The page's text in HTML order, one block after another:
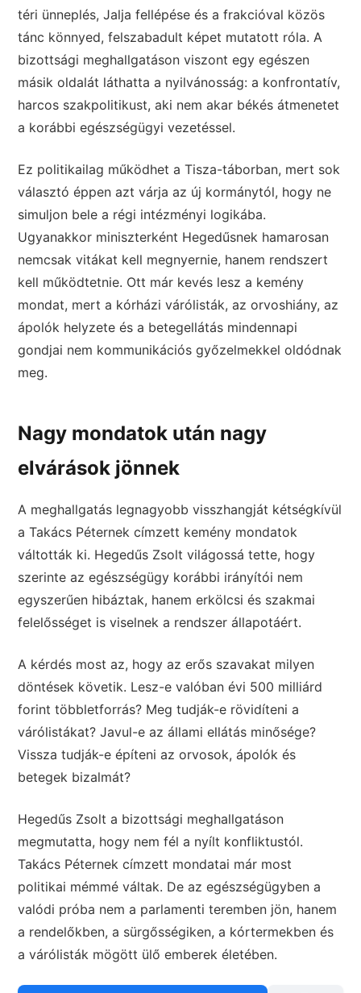
téri ünneplés, Jalja fellépése és a frakcióval közös
tánc könnyed, felszabadult képet mutatott róla. A
bizottsági meghallgatáson viszont egy egészen
másik oldalát láthatta a nyilvánosság: a konfrontatív,
harcos szakpolitikust, aki nem akar békés átmenetet
a korábbi egészségügyi vezetéssel.
Ez politikailag működhet a Tisza-táborban, mert sok
választó éppen azt várja az új kormánytól, hogy ne
simuljon bele a régi intézményi logikába.
Ugyanakkor miniszterként Hegedűsnek hamarosan
nemcsak vitákat kell megnyernie, hanem rendszert
kell működtetnie. Ott már kevés lesz a kemény
mondat, mert a kórházi várólisták, az orvoshiány, az
ápolók helyzete és a betegellátás mindennapi
gondjai nem kommunikációs győzelmekkel oldódnak
meg.
Nagy mondatok után nagy
elvárások jönnek
A meghallgatás legnagyobb visszhangját kétségkívül
a Takács Péternek címzett kemény mondatok
váltották ki. Hegedűs Zsolt világossá tette, hogy
szerinte az egészségügy korábbi irányítói nem
egyszerűen hibáztak, hanem erkölcsi és szakmai
felelősséget is viselnek a rendszer állapotáért.
A kérdés most az, hogy az erős szavakat milyen
döntések követik. Lesz-e valóban évi 500 milliárd
forint többletforrás? Meg tudják-e rövidíteni a
várólistákat? Javul-e az állami ellátás minősége?
Vissza tudják-e építeni az orvosok, ápolók és
betegek bizalmát?
Hegedűs Zsolt a bizottsági meghallgatáson
megmutatta, hogy nem fél a nyílt konfliktustól.
Takács Péternek címzett mondatai már most
politikai mémmé váltak. De az egészségügyben a
valódi próba nem a parlamenti teremben jön, hanem
a rendelőkben, a sürgősségiken, a kórtermekben és
a várólisták mögött ülő emberek életében.